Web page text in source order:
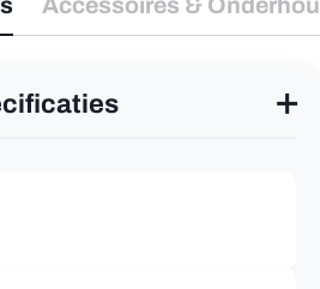
Accessoires &
✕